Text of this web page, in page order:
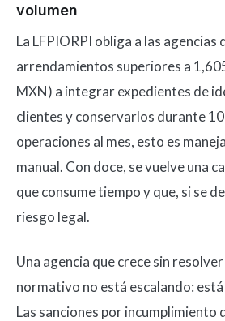
volumen
La LFPIORPI obliga a las agencias
arrendamientos superiores a
MXN) a integrar expedientes de
clientes y conservarlos durante
operaciones al mes, esto es
manual. Con doce, se vuelve una
que consume tiempo y que, si se
riesgo legal.
Una agencia que crece sin
normativo no está escalando:
Las sanciones por incumplimiento